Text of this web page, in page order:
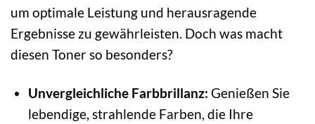
um optimale Leistung und herausragende
Ergebnisse zu gewährleisten. Doch was macht
diesen Toner so besonders?
Unvergleichliche Farbbrillanz: Genießen Sie
lebendige, strahlende Farben, die Ihre